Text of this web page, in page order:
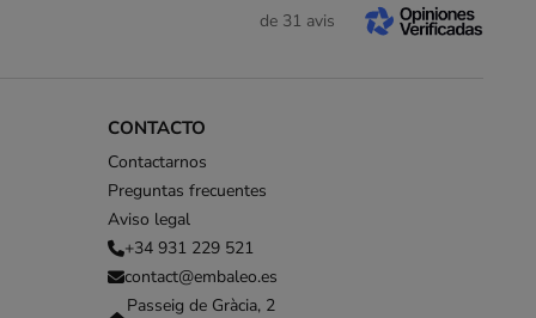
CONTACTO
Contactarnos
Preguntas frecuentes
Aviso legal
+34 931 229 521
contact@embaleo.es
Passeig de Gràcia, 2
de 31 avis